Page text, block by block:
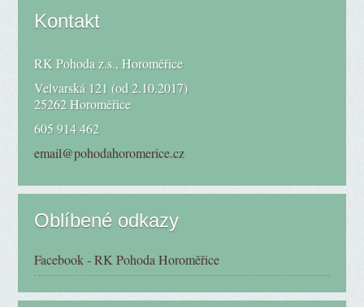
Kontakt
RK Pohoda z.s., Horoměřice
Velvarská 121 (od 2.10.2017)
25262 Horoměřice
605 914 462
email@pohodahoromerice.cz
Oblíbené odkazy
Facebook - RK Pohoda Horoměřice